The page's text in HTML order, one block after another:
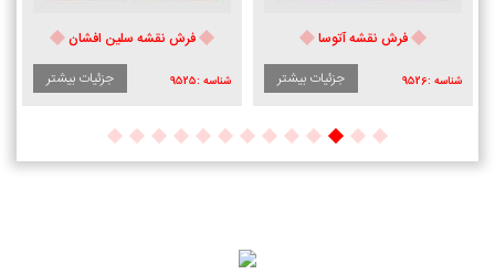
فرش نقشه آتوسا
شناسه :9526 جزئیات بیشتر
فرش نقشه سلین افشان
شناسه :9525 جزئیات بیشتر